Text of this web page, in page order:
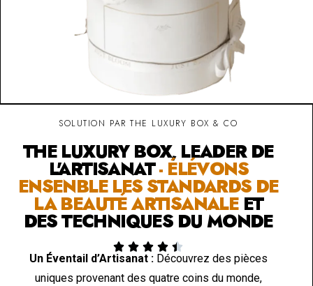
SOLUTION PAR THE LUXURY BOX & CO
THE LUXURY BOX, LEADER DE
L'ARTISANAT- ÉLÉVONS
ENSENBLE LES STANDARDS DE
LA BEAUTÉ ARTISANALE ET
DES TECHNIQUES DU MONDE
    
Un Éventail d’Artisanat :Découvrez des pièces
uniques provenant des quatre coins du monde,